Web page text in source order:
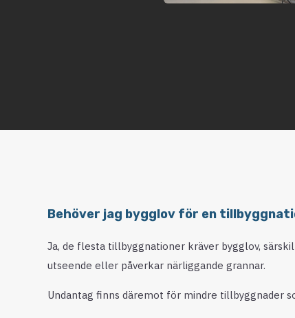
Behöver jag bygglov för en
Ja, de flesta tillbyggnationer kräver bygglov,
utseende eller påverkar närliggande grannar.
Undantag finns däremot för mindre tillbyggnader